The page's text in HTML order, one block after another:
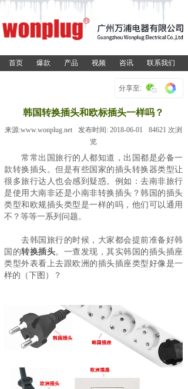
首页 爆款 产品 视频 咨讯 联系我们
分享至:
韩国转换插头和欧标插头一样吗？
来源:www.wonplug.net 发布时间: 2018-06-01 84621 次浏
览
常常出国旅行的人都知道，出国都是必备一
款转换插头。但是有些国家的插头转换器类型让
很多旅行达人也会感到疑惑。例如：去南非旅行
是使用大南非还是小南非转换插头？韩国的插头
类型和欧规插头类型是一样的吗，他们可以通用
不？等等一系列问题。
去韩国旅行的时候，大家都会提前准备好韩
国的转换插头。一查发现，其实韩国的插头插座
类型外表看上去跟欧洲的插头插座类型好像是一
样的（下图）？